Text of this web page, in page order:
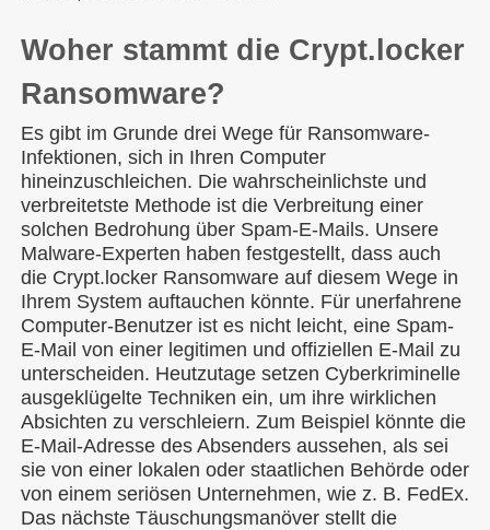
Woher stammt die Crypt.locker
Ransomware?
Es gibt im Grunde drei Wege für Ransomware-
Infektionen, sich in Ihren Computer
hineinzuschleichen. Die wahrscheinlichste und
verbreitetste Methode ist die Verbreitung einer
solchen Bedrohung über Spam-E-Mails. Unsere
Malware-Experten haben festgestellt, dass auch
die Crypt.locker Ransomware auf diesem Wege in
Ihrem System auftauchen könnte. Für unerfahrene
Computer-Benutzer ist es nicht leicht, eine Spam-
E-Mail von einer legitimen und offiziellen E-Mail zu
unterscheiden. Heutzutage setzen Cyberkriminelle
ausgeklügelte Techniken ein, um ihre wirklichen
Absichten zu verschleiern. Zum Beispiel könnte die
E-Mail-Adresse des Absenders aussehen, als sei
sie von einer lokalen oder staatlichen Behörde oder
von einem seriösen Unternehmen, wie z. B. FedEx.
Das nächste Täuschungsmanöver stellt die